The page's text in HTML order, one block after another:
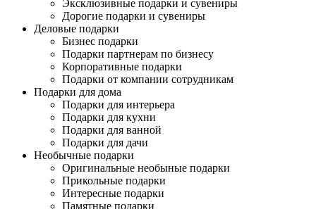
Эксклюзивные подарки и сувениры
Дорогие подарки и сувениры
Деловые подарки
Бизнес подарки
Подарки партнерам по бизнесу
Корпоративные подарки
Подарки от компании сотрудникам
Подарки для дома
Подарки для интерьера
Подарки для кухни
Подарки для ванной
Подарки для дачи
Необычные подарки
Оригинальные необыные подарки
Прикольные подарки
Интересные подарки
Памятные подарки